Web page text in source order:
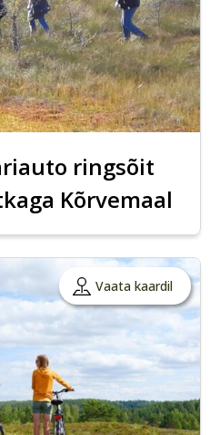
ringsõit
Kõrvemaal
Vaata kaardil